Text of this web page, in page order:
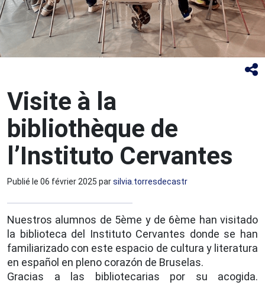
Visite à la
bibliothèque de
l’Instituto Cervantes
Publié le 06 février 2025 parsilvia.torresdecastr
Nuestros alumnos de 5ème y de 6ème han visitado
la biblioteca del Instituto Cervantes donde se han
familiarizado con este espacio de cultura y literatura
en español en pleno corazón de Bruselas.
Gracias a las bibliotecarias por su acogida.